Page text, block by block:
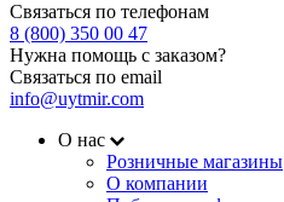
Связаться по телефонам
8 (800) 350 00 47
Нужна помощь с заказом?
Связаться по email
info@uytmir.com
О нас
Розничные магазины
О компании